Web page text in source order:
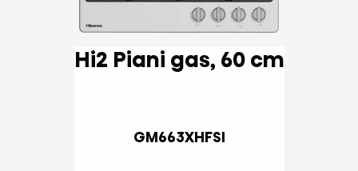
Hi2 Piani gas, 60 cm
GM663XHFSI